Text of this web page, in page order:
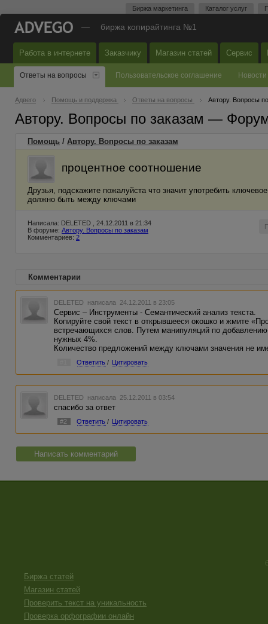
Биржа маркетинга Каталог услуг
— биржа копирайтинга №1
Работа в интернете Заказчику Магазин статей Сервис
Ответы на вопросы Пользовательское соглашение Новости
Адвего Помощь и поддержка Ответы на вопросы Автору. Вопросы
Автору. Вопросы по заказам —
Помощь / Автору. Вопросы по заказам
процентное соотношение
Друзья, подскажите пожалуйста что значит употребить
должно быть между ключами
Написала: DELETED , 24.12.2011 в 21:34
В форуме: Автору. Вопросы по заказам
Комментариев: 2
Комментарии
DELETED написала 24.12.2011 в 23:05
Сервис – Инструменты - Семантический анализ текста.
Копируйте свой текст в открывшееся окошко и жмите
встречающихся слов. Путем манипуляций по
нужных 4%.
Количество предложений между ключами значения не
Ответить / Цитировать
DELETED написала 25.12.2011 в 03:54
спасибо за ответ
#2 Ответить / Цитировать
Написать комментарий
Биржа статей
Магазин статей
Проверить текст на уникальность
Проверка орфографии онлайн